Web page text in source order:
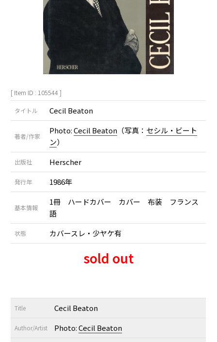
[ Item ID : 105544 ]
タイトル Cecil Beaton
著者/作家
Photo:Cecil Beaton （写真： セシル・ビート
ン）
出版社 Herscher
発行年 1986年
基本情報
1冊 ハードカバー カバー 布装 フランス
語
状態 カバースレ・少ヤケ有
sold out
Title Cecil Beaton
Author/Artist Photo:Cecil Beaton